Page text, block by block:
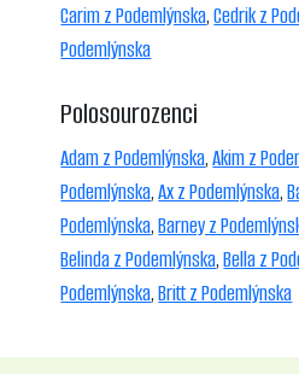
Carim z Podemlýnska,Cedrik z
Podemlýnska
Polosourozenci
Adam z Podemlýnska,Akim z
Podemlýnska,Ax z Podemlýnska,
Podemlýnska,Barney z
Belinda z Podemlýnska,Bella z
Podemlýnska,Britt z Podemlýnska